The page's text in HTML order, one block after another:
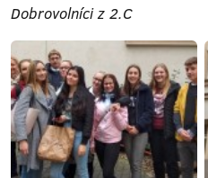
Dobrovolníci z 2.C